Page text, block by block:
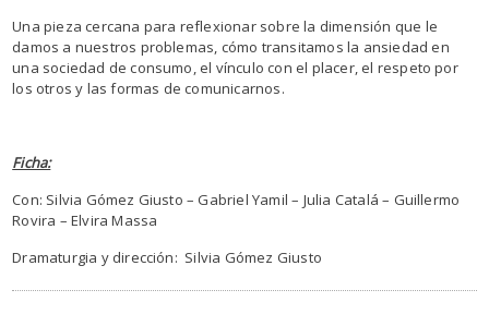
Una pieza cercana para reflexionar sobre la dimensión que le
damos a nuestros problemas, cómo transitamos la ansiedad en
una sociedad de consumo, el vínculo con el placer, el respeto por
los otros y las formas de comunicarnos.
Ficha:
Con: Silvia Gómez Giusto – Gabriel Yamil – Julia Catalá – Guillermo
Rovira – Elvira Massa
Dramaturgia y dirección: Silvia Gómez Giusto